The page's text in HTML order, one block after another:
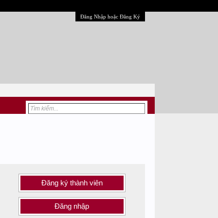
Đăng Nhập hoặc Đăng Ký
Đăng ký thành viên
Đăng nhập